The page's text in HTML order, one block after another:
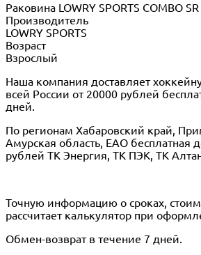
Раковина LOWRY SPORTS COMBO
Производитель
LOWRY SPORTS
Возраст
Взрослый
Наша компания доставляет
всей России от 20000 рублей
дней.
По регионам Хабаровский край,
Амурская область, ЕАО бесплатная
рублей ТК Энергия, ТК ПЭК, ТК
Точную информацию о сроках,
рассчитает калькулятор при
Обмен-возврат в течение 7 дней.